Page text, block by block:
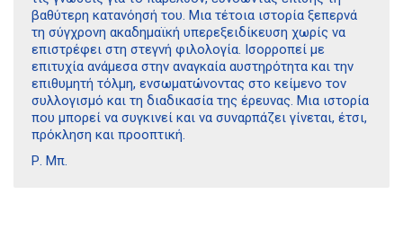
βαθύτερη κατανόησή του. Μια τέτοια ιστορία ξεπερνά
τη σύγχρονη ακαδημαϊκή υπερεξειδίκευση χωρίς να
επιστρέφει στη στεγνή φιλολογία. Ισορροπεί με
επιτυχία ανάμεσα στην αναγκαία αυστηρότητα και την
επιθυμητή τόλμη, ενσωματώνοντας στο κείμενο τον
συλλογισμό και τη διαδικασία της έρευνας. Μια ιστορία
που μπορεί να συγκινεί και να συναρπάζει γίνεται, έτσι,
πρόκληση και προοπτική.
Ρ. Μπ.